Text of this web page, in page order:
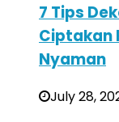
7 Tips
Ciptakan
Nyaman
July 28,